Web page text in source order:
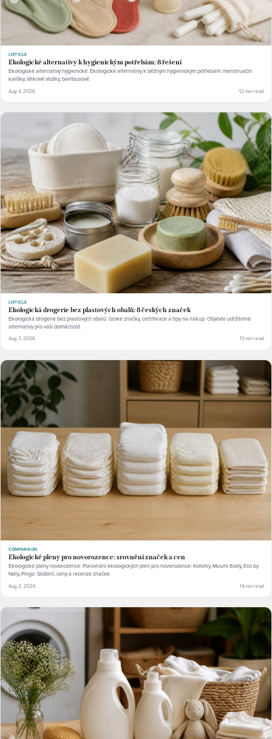
LISTICLE
Ekologické alternativy k hygienickým potřebám: 8 řešení
Ekologické alternativy hygienické: Ekologické alternativy k běžným hygienickým potřebám: menstruační
kalíšky, látkové vložky, bambusové.
Aug 4, 2026 12 min read
LISTICLE
Ekologická drogerie bez plastových obalů: 8 českých značek
Ekologická drogerie bez plastových obalů: české značky, certifikace a tipy na nákup. Objevte udržitelné
alternativy pro vaši domácnost.
Aug 3, 2026 13 min read
COMPARISON
Ekologické pleny pro novorozence: srovnění značek a cen
Ekologické pleny novorozence: Porovnání ekologických plen pro novorozence: Kolorky, Muumi Baby, Eco by
Naty, Pingo. Složení, ceny a recenze značek.
Aug 2, 2026 14 min read